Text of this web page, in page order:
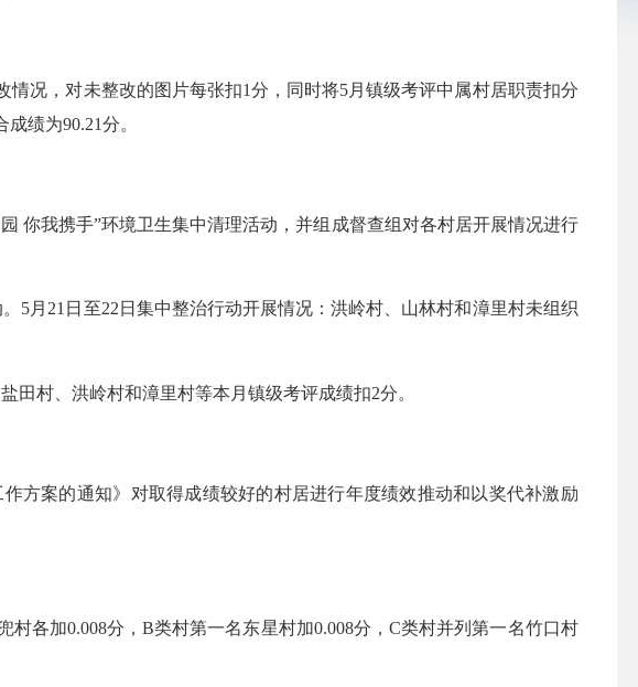
况，对未整改的图片每张扣1分，同时将5月镇级考评中属村居职责扣分
绩为90.21分。
我携手”环境卫生集中清理活动，并组成督查组对各村居开展情况进行
月21日至22日集中整治行动开展情况：洪岭村、山林村和漳里村未组织
村、洪岭村和漳里村等本月镇级考评成绩扣2分。
案的通知》对取得成绩较好的村居进行年度绩效推动和以奖代补激励
加0.008分，B类村第一名东星村加0.008分，C类村并列第一名竹口村